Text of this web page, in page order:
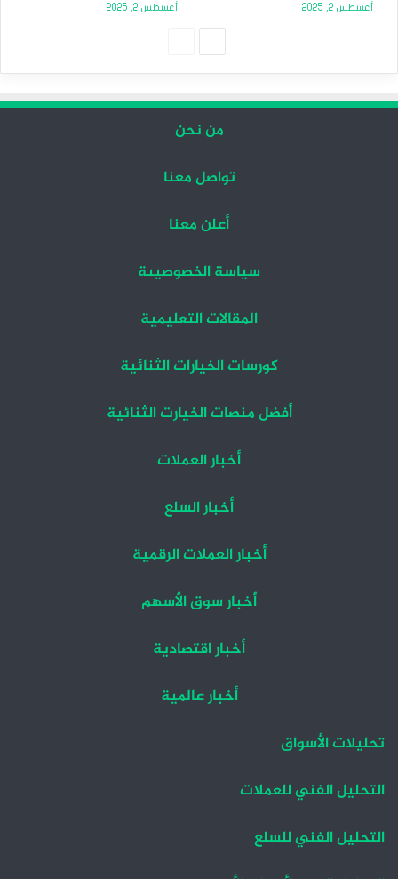
أغسطس 2, 2025 أغسطس 2, 2025
من نحن
تواصل معنا
أعلن معنا
سياسة الخصوصيىة
المقالات التعليمية
كورسات الخيارات الثنائية
أفضل منصات الخيارت الثنائية
أخبار العملات
أخبار السلع
أخبار العملات الرقمية
أخبار سوق الأسهم
أخبار اقتصادية
أخبار عالمية
تحليلات الأسواق
التحليل الفني للعملات
التحليل الفني للسلع